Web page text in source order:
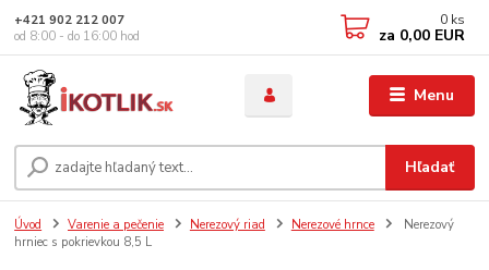
Menu
Hľadať
+421 902 212 007
od 8:00 - do 16:00 hod
0 ks
za 0,00 EUR
Úvod Varenie a pečenie Nerezový riad Nerezové hrnce
Nerezový
hrniec s pokrievkou 8,5 L